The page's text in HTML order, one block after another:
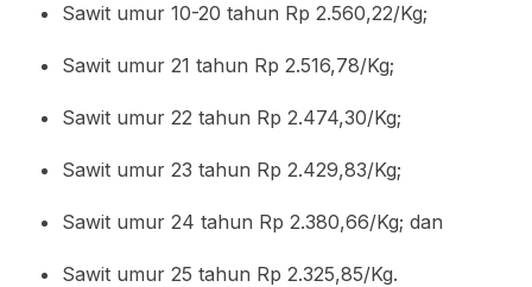
Sawit umur 10-20 tahun Rp 2.560,22/Kg;
Sawit umur 21 tahun Rp 2.516,78/Kg;
Sawit umur 22 tahun Rp 2.474,30/Kg;
Sawit umur 23 tahun Rp 2.429,83/Kg;
Sawit umur 24 tahun Rp 2.380,66/Kg; dan
Sawit umur 25 tahun Rp 2.325,85/Kg.